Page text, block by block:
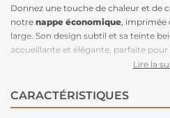
Donnez une touche de chaleur et de
notre nappe économique, imprimée
large. Son design subtil et sa teinte
accueillante et élégante, parfaite
décoration intérieure. Cette toile
imperméable, offrant une protection
éclaboussures et les salissures.
Lire la
CARACTÉRISTIQUES